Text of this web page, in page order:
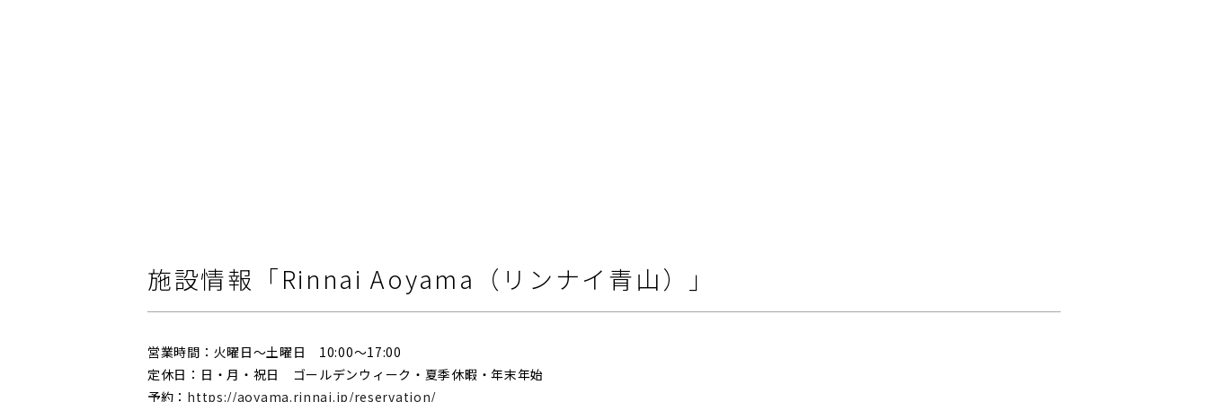
施設情報「Rinnai Aoyama（リンナイ青山）」
営業時間：火曜日～土曜日 10:00～17:00
定休日：日・月・祝日 ゴールデンウィーク・夏季休暇・年末年始
予約： https://aoyama.rinnai.jp/reservation/